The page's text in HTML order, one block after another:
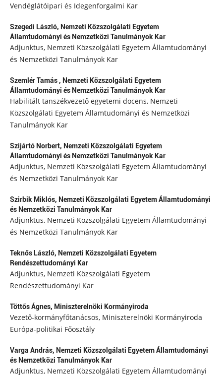
Vendéglátóipari és Idegenforgalmi Kar
Szegedi László, Nemzeti Közszolgálati Egyetem
Államtudományi és Nemzetközi Tanulmányok Kar
Adjunktus, Nemzeti Közszolgálati Egyetem Államtudományi
és Nemzetközi Tanulmányok Kar
Szemlér Tamás , Nemzeti Közszolgálati Egyetem
Államtudományi és Nemzetközi Tanulmányok Kar
Habilitált tanszékvezető egyetemi docens, Nemzeti
Közszolgálati Egyetem Államtudományi és Nemzetközi
Tanulmányok Kar
Szijártó Norbert, Nemzeti Közszolgálati Egyetem
Államtudományi és Nemzetközi Tanulmányok Kar
Adjunktus, Nemzeti Közszolgálati Egyetem Államtudományi
és Nemzetközi Tanulmányok Kar
Szirbik Miklós, Nemzeti Közszolgálati Egyetem Államtudományi
és Nemzetközi Tanulmányok Kar
Adjunktus, Nemzeti Közszolgálati Egyetem Államtudományi
és Nemzetközi Tanulmányok Kar
Teknős László, Nemzeti Közszolgálati Egyetem
Rendészettudományi Kar
Adjunktus, Nemzeti Közszolgálati Egyetem
Rendészettudományi Kar
Töttős Ágnes, Miniszterelnöki Kormányiroda
Vezető-kormányfőtanácsos, Miniszterelnöki Kormányiroda
Európa-politikai Főosztály
Varga András, Nemzeti Közszolgálati Egyetem Államtudományi
és Nemzetközi Tanulmányok Kar
Adjunktus, Nemzeti Közszolgálati Egyetem Államtudományi